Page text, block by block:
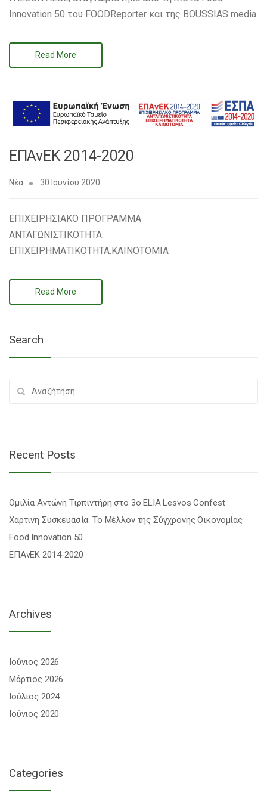
Innovation 50 του FOODReporter και της BOUSSIAS media.
Read More
ΕΠΑνΕΚ 2014-2020
Νέα 30 Ιουνίου 2020
ΕΠΙΧΕΙΡΗΣΙΑΚΟ ΠΡΟΓΡΑΜΜΑ
ΑΝΤΑΓΩΝΙΣΤΙΚΟΤΗΤΑ.
ΕΠΙΧΕΙΡΗΜΑΤΙΚΟΤΗΤΑ.ΚΑΙΝΟΤΟΜΙΑ
Read More
Search
Recent Posts
Ομιλία Αντώνη Τιρπιντήρη στο 3ο ELIA Lesvos Confest
Χάρτινη Συσκευασία: Το Μέλλον της Σύγχρονης Οικονομίας
Food Innovation 50
ΕΠΑνΕΚ 2014-2020
Archives
Ιούνιος 2026
Μάρτιος 2026
Ιούλιος 2024
Ιούνιος 2020
Categories